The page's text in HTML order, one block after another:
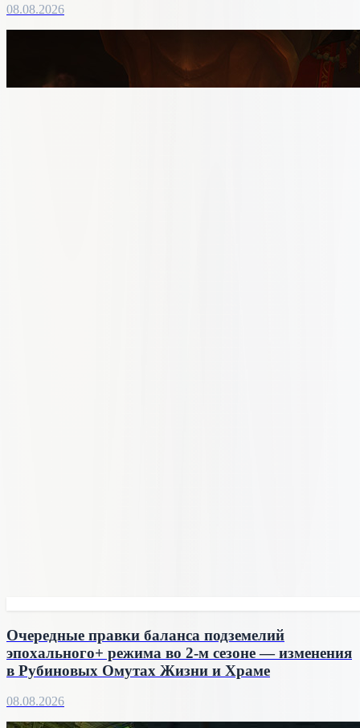
08.08.2026
Очередные правки баланса подземелий
эпохального+ режима во 2-м сезоне — изменения
в Рубиновых Омутах Жизни и Храме
08.08.2026